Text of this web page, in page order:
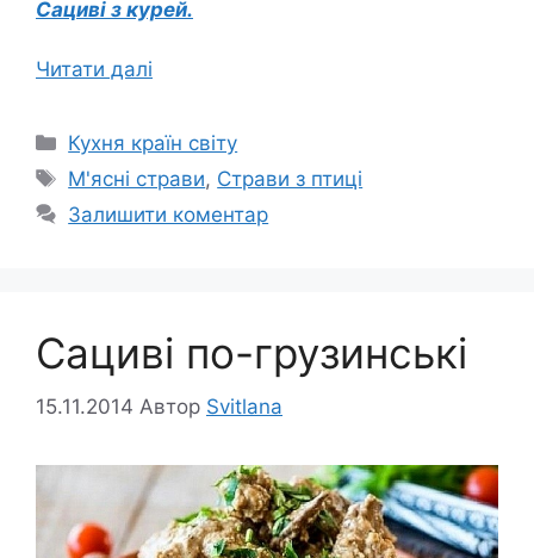
Сациві з курей.
Читати далі
Категорії
Кухня країн світу
Позначки
М'ясні страви, Страви з птиці
Залишити коментар
Сациві по-грузинські
15.11.2014 Автор Svitlana